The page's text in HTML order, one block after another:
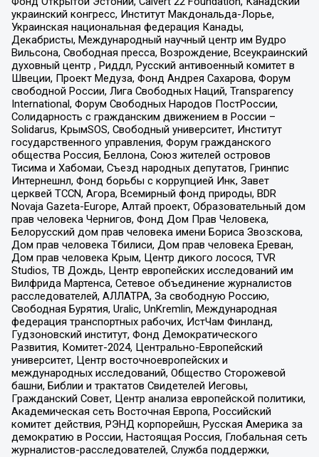
украинский конгресс, Институт Макдональда-Лорье,
Украинская национальная федерация Канады,
Декабристы, Международный научный центр им Вудро
Вильсона, Свободная пресса, Возрождение, Всеукраинский
духовный центр , Риддл, Русский антивоенный комитет в
Швеции, Проект Медуза, Фонд Андрея Сахарова, Форум
свободной России, Лига Свободных Наций, Transparеncy
International, Форум Свободных Народов ПостРоссии,
Солидарность с гражданским движением в России –
Solidarus, КрымSOS, Свободный университет, Институт
государственного управления, Форум гражданского
общества Россия, Беллона, Союз жителей островов
Тисима и Хабомаи, Съезд народных депутатов, Гринпис
Интернешнл, Фонд борьбы с коррупцией Инк, Завет
церквей TCCN, Агора, Всемирный фонд природы, BDR
Novaja Gazeta-Europe, Алтай проект, Образовательный дом
прав человека Чернигов, Фонд Дом Прав Человека,
Белорусский дом прав человека имени Бориса Звозскова,
Дом прав человека Тбилиси, Дом прав человека Ереван,
Дом прав человека Крым, Центр дикого лосося, TVR
Studios, ТВ Дождь, Центр европейских исследований им
Вилфрида Мартенса, Сетевое объединение журналистов
расследователей, АЛЛАТРА, За свободную Россию,
Свободная Бурятия, Uralic, UnKremlin, Международная
федерация транспортных рабочих, ИстЧам Финланд,
Гудзоновский институт, Фонд Демократического
Развития, Комитет-2024, Центрально-Европейский
университет, Центр восточноевропейских и
международных исследований, Общество Сторожевой
башни, Библии и трактатов Свидетелей Иеговы,
Гражданский Совет, Центр анализа европейской политики,
Академическая сеть Восточная Европа, Российский
комитет действия, РЭНД корпорейшн, Русская Америка за
демократию в России, Настоящая Россия, Глобальная сеть
журналистов-расследователей, Служба поддержки,